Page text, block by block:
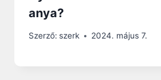
anya?
Szerző: szerk 2024. május 7.